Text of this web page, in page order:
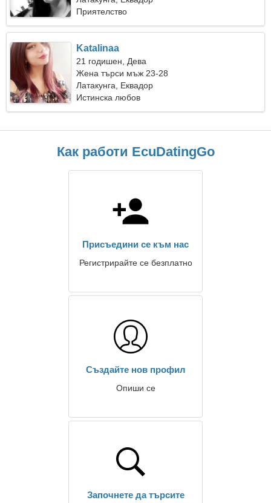
Приятелство
Katalinaa
21 годишен, Дева
Жена търси мъж 23-28
Латакунга, Еквадор
Истинска любов
Как работи EcuDatingGo
Присъедини се към нас
Регистрирайте се безплатно
Създайте нов профил
Опиши се
Започнете да търсите